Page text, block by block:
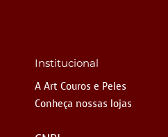
Institucional
A Art Couros e Peles
Conheça nossas lojas